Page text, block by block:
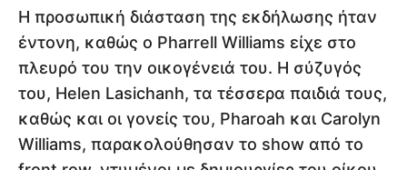
Η προσωπική διάσταση της εκδήλωσης ήταν
έντονη, καθώς ο Pharrell Williams είχε στο
πλευρό του την οικογένειά του. Η σύζυγός
του, Helen Lasichanh, τα τέσσερα παιδιά τους,
καθώς και οι γονείς του, Pharoah και Carolyn
Williams, παρακολούθησαν το show από το